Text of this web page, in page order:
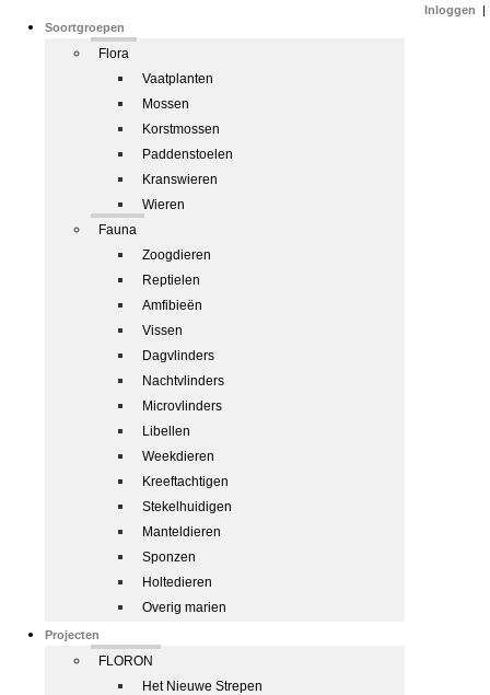
Soortgroepen
Flora
Vaatplanten
Mossen
Korstmossen
Paddenstoelen
Kranswieren
Wieren
Fauna
Zoogdieren
Reptielen
Amfibieën
Vissen
Dagvlinders
Nachtvlinders
Microvlinders
Libellen
Weekdieren
Kreeftachtigen
Stekelhuidigen
Manteldieren
Sponzen
Holtedieren
Overig marien
Projecten
FLORON
Het Nieuwe Strepen
Inloggen |